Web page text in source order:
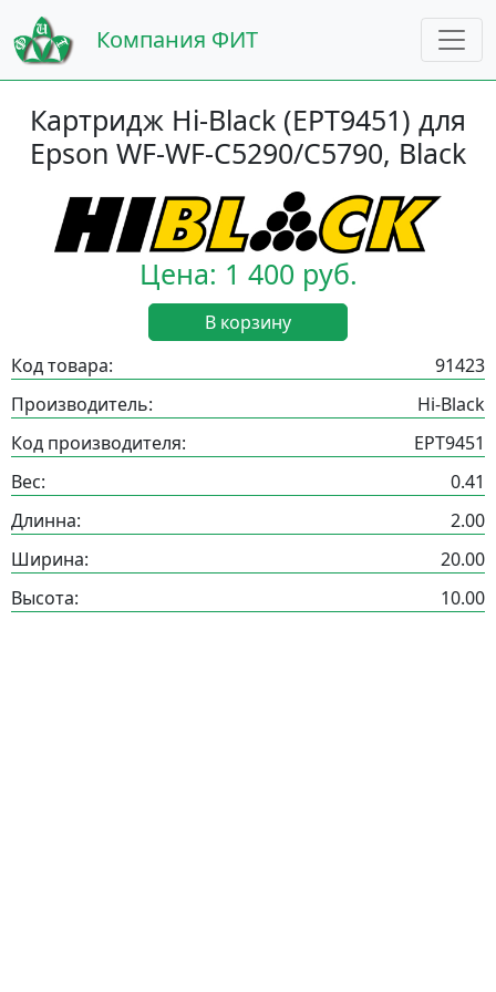
Компания ФИТ
Картридж Hi-Black (EPT9451) для
Epson WF-WF-C5290/С5790, Black
Цена: 1 400 руб.
В корзину
Код товара:
91423
Производитель:
Hi-Black
Код производителя:
EPT9451
Вес:
0.41
Длинна:
2.00
Ширина:
20.00
Высота:
10.00